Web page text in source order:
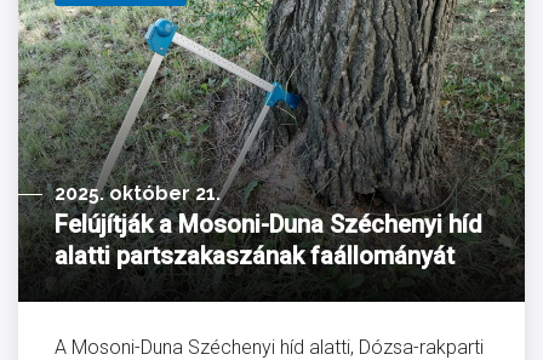
2025. október 21.
Felújítják a Mosoni-Duna Széchenyi híd
alatti partszakaszának faállományát
A Mosoni-Duna Széchenyi híd alatti, Dózsa-rakparti